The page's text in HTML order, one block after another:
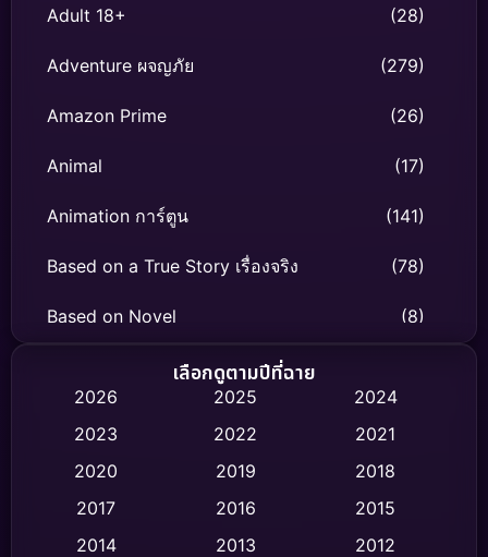
Adult 18+ (28)
Adventure ผจญภัย (279)
Amazon Prime (26)
Animal (17)
Animation การ์ตูน (141)
Based on a True Story เรื่องจริง (78)
Based on Novel (8)
Biography ชีวิตจริง
Classic หนังคลาสสิก (47)
Comedy ตลก (436)
เลือกดูตามปีที่ฉาย
2026 2025
2024
2023
2022
2021
2020
2019
2018
2017
2016
2015
2014
2013
2012